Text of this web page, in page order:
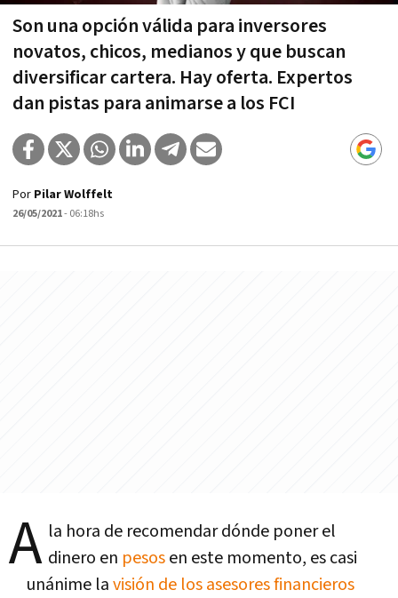
Son una opción válida para inversores
novatos, chicos, medianos y que buscan
diversificar cartera. Hay oferta. Expertos
dan pistas para animarse a los FCI
Por Pilar Wolffelt
26/05/2021- 06:18hs
A la hora de recomendar dónde poner el
dinero en pesosen este momento, es casi
unánime lavisión de los asesores financieros